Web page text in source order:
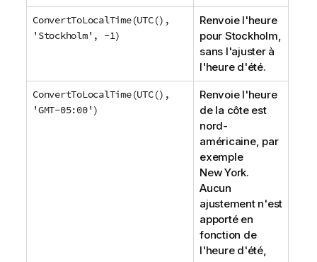
ConvertToLocalTime(UTC(),
'Stockholm', -1)
Renvoie l'heure
pour Stockholm,
sans l'ajuster à
l'heure d'été.
ConvertToLocalTime(UTC(),
'GMT-05:00')
Renvoie l'heure
de la côte est
nord-
américaine, par
exemple
New York.
Aucun
ajustement n'est
apporté en
fonction de
l'heure d'été,